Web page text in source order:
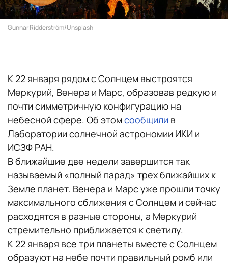
Gunnar Ridderström/Unsplash
К 22 января рядом с Солнцем выстроятся
Меркурий, Венера и Марс, образовав редкую и
почти симметричную конфигурацию на
небесной сфере. Об этомсообщили в
Лаборатории солнечной астрономии ИКИ и
ИСЗФ РАН.
В ближайшие две недели завершится так
называемый «полный парад» трех ближайших к
Земле планет. Венера и Марс уже прошли точку
максимального сближения с Солнцем и сейчас
расходятся в разные стороны, а Меркурий
стремительно приближается к светилу.
К 22 января все три планеты вместе с Солнцем
образуют на небе почти правильный ромб или